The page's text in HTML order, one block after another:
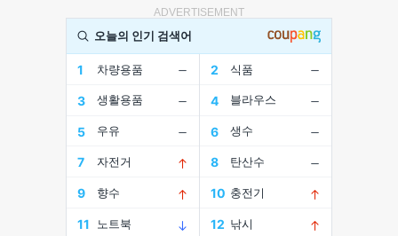
ADVERTISEMENT